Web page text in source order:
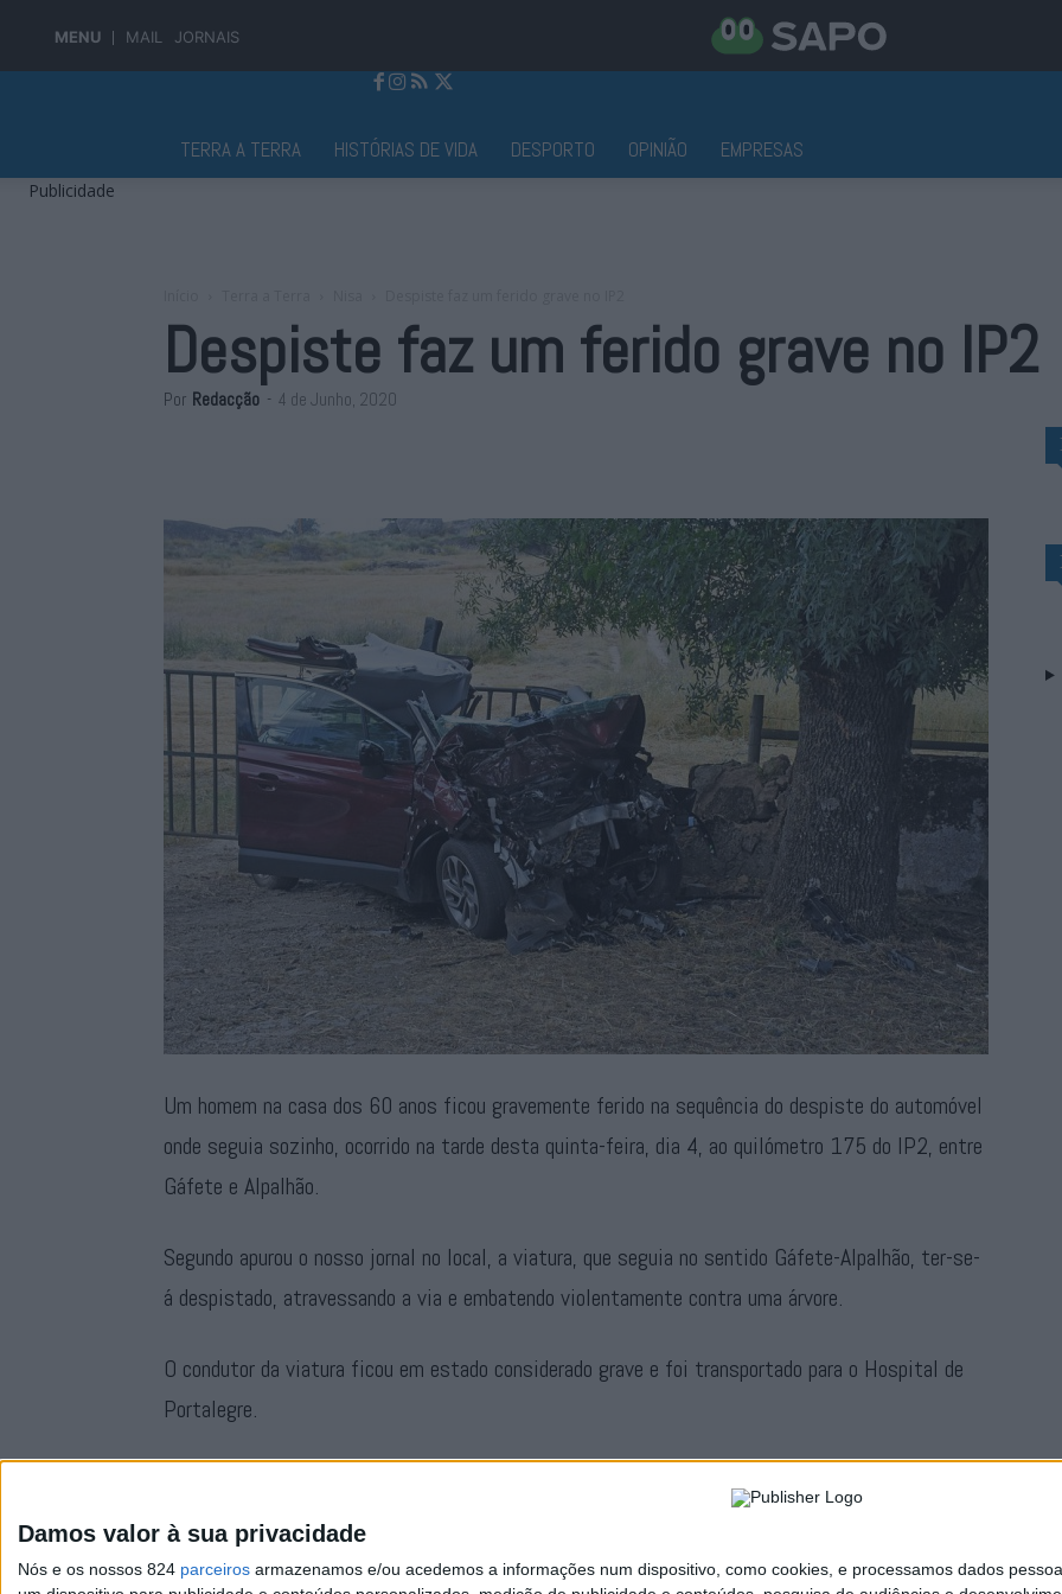
Damos valor à sua privacidade
Nós e os nossos 824 parceiros armazenamos e/ou acedemos a informações num dispositivo, como cookies, e processamos dados
MENU MAIL JORNAIS
TERRA A TERRA HISTÓRIAS DE VIDA DESPORTO OPINIÃO EMPRESAS
Publicidade
Despiste faz um ferido grave no IP2
Por Redacção - 4 de Junho, 2020
Um homem na casa dos 60 anos ficou gravemente ferido na sequência do despiste do automóvel
onde seguia sozinho, ocorrido na tarde desta quinta-feira, dia 4, ao quilómetro 175 do IP2, entre
Gáfete e Alpalhão.
Segundo apurou o nosso jornal no local, a viatura, que seguia no sentido Gáfete-Alpalhão, ter-se-
á despistado, atravessando a via e embatendo violentamente contra uma árvore.
O condutor da viatura ficou em estado considerado grave e foi transportado para o Hospital de
Portalegre.
19 operacionais e oito veículos, entre os Bombeiros de Nisa, GNR e a VMER de Portalegre.